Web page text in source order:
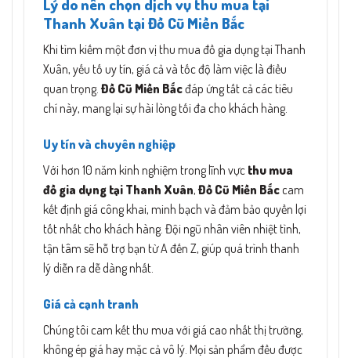
Lý do nên chọn dịch vụ thu mua tại
Thanh Xuân tại Đồ Cũ Miền Bắc
Khi tìm kiếm một đơn vị thu mua đồ gia dụng tại Thanh
Xuân, yếu tố uy tín, giá cả và tốc độ làm việc là điều
quan trọng. Đồ Cũ Miền Bắcđáp ứng tất cả các tiêu
chí này, mang lại sự hài lòng tối đa cho khách hàng.
Uy tín và chuyên nghiệp
Với hơn 10 năm kinh nghiệm trong lĩnh vực thu mua
đồ gia dụng tại Thanh Xuân, Đồ Cũ Miền Bắccam
kết định giá công khai, minh bạch và đảm bảo quyền lợi
tốt nhất cho khách hàng. Đội ngũ nhân viên nhiệt tình,
tận tâm sẽ hỗ trợ bạn từ A đến Z, giúp quá trình thanh
lý diễn ra dễ dàng nhất.
Giá cả cạnh tranh
Chúng tôi cam kết thu mua với giá cao nhất thị trường,
không ép giá hay mặc cả vô lý. Mọi sản phẩm đều được